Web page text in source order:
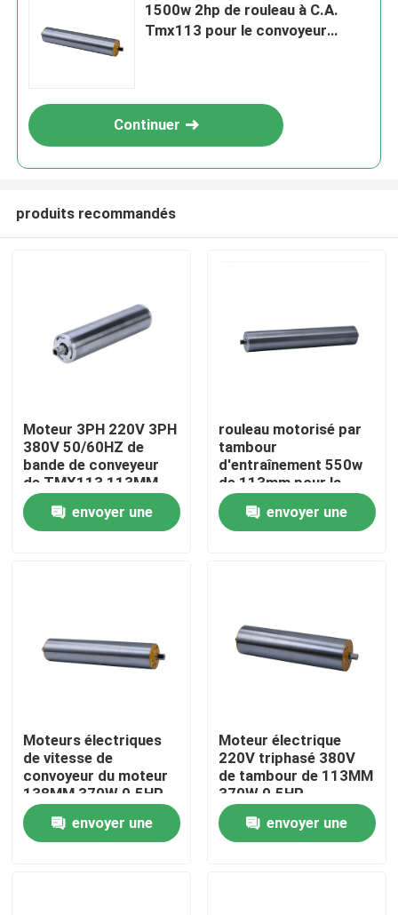
Produits
Vidéos
Nous contacter
Nouvelles
1500w 2hp de rouleau à C.A.
Tmx113 pour le convoyeur
Continuer
produits recommandés
Moteur 3PH 220V 3PH
380V 50/60HZ de
bande de conveyeur
de TMX113 113MM
envoyer une
rouleau motorisé par
tambour
d'entraînement 550w
de 113mm pour la
machine de sécurité
de convoyeur
d'aéroport
envoyer une
Moteurs électriques
de vitesse de
convoyeur du moteur
138MM 370W 0.5HP
de tambour à C.A.
TMX113envoyer une
Moteur électrique
220V triphasé 380V
de tambour de 113MM
370W 0.5HP
envoyer une